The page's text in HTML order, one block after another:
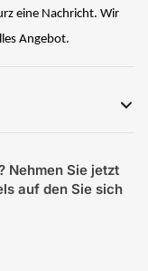
eine Nachricht. Wir
Angebot.
Nehmen Sie jetzt
auf den Sie sich